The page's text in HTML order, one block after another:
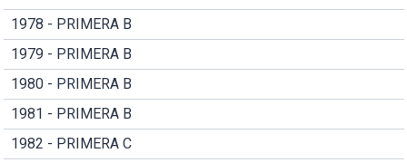
1978 - PRIMERA B
1979 - PRIMERA B
1980 - PRIMERA B
1981 - PRIMERA B
1982 - PRIMERA C